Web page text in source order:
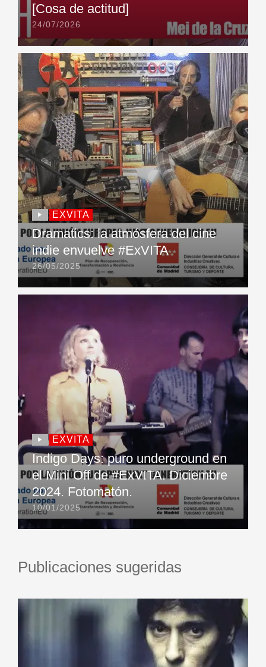
[Cosa de actitud]
24/07/2026
EXVITA
Dramatics: la atmósfera del cine
indie envuelve #ExVITA
26/05/2025
EXVITA
Indigo Days: puro underground en
el Mini Off de #ExVITA. Diciembre
2024. Fotomatón.
10/01/2025
Publicaciones sugeridas